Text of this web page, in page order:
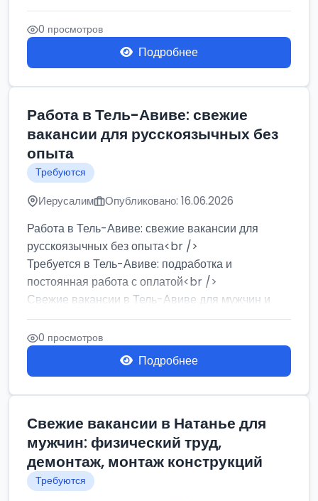
0 просмотров
Подробнее
Работа в Тель-Авиве: свежие
вакансии для русскоязычных без
опыта
Требуются
Иерусалим Опубликовано: 16.06.2026
Работа в Тель-Авиве: свежие вакансии для
русскоязычных без опыта<br />
Требуется в Тель-Авиве: подработка и
постоянная работа с оплатой<br />
Свежие вакансии в Тель-Авиве для мужчин и
женщин от хозя...
0 просмотров
Подробнее
Свежие вакансии в Натанье для
мужчин: физический труд,
демонтаж, монтаж конструкций
Требуются